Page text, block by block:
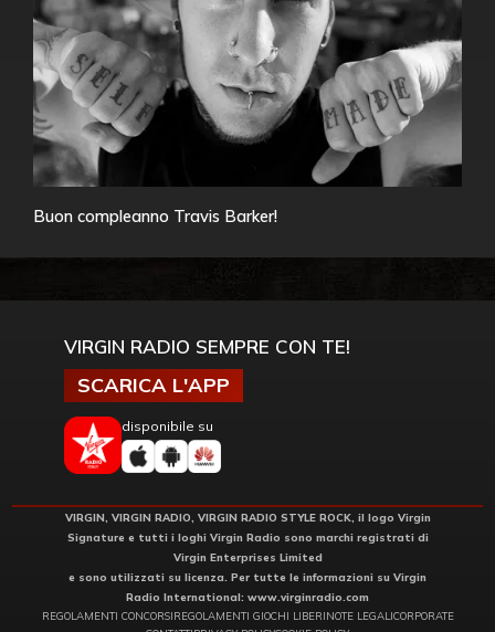
Buon compleanno Travis Barker!
VIRGIN RADIO SEMPRE CON TE!
SCARICA L'APP
disponibile su
VIRGIN, VIRGIN RADIO, VIRGIN RADIO STYLE ROCK, il logo Virgin
Signature e tutti i loghi Virgin Radio sono marchi registrati di
Virgin Enterprises Limited
e sono utilizzati su licenza. Per tutte le informazioni su Virgin
Radio International: www.virginradio.com
REGOLAMENTI CONCORSIREGOLAMENTI GIOCHI LIBERINOTE LEGALICORPORATE